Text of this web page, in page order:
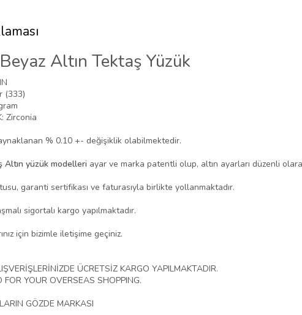
Altın Tektaş Yüzük
(333)
Zirconia
% 0.10 +- değişiklik olabilmektedir.
Altın yüzük modelleri ayar ve marka patentli olup, altın ayarları düzenli
garanti sertifikası ve faturasıyla birlikte yollanmaktadır.
sigortalı kargo yapılmaktadır.
için bizimle iletişime geçiniz.
ÜCRETSİZ KARGO YAPILMAKTADIR.
FOR YOUR OVERSEAS SHOPPING.
GÖZDE MARKASI